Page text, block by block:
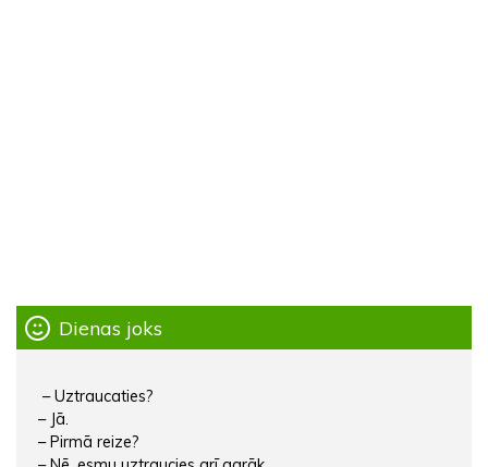
Dienas joks
– Uztraucaties?
– Jā.
– Pirmā reize?